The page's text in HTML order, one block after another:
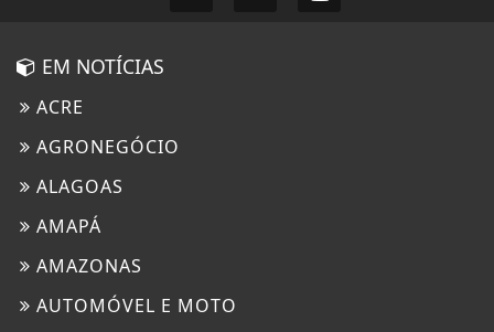
EM NOTÍCIAS
ACRE
AGRONEGÓCIO
ALAGOAS
AMAPÁ
AMAZONAS
AUTOMÓVEL E MOTO